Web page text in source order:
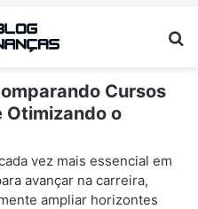
Cursos
Otimizando o
vez mais essencial em
avançar na carreira,
ampliar horizontes